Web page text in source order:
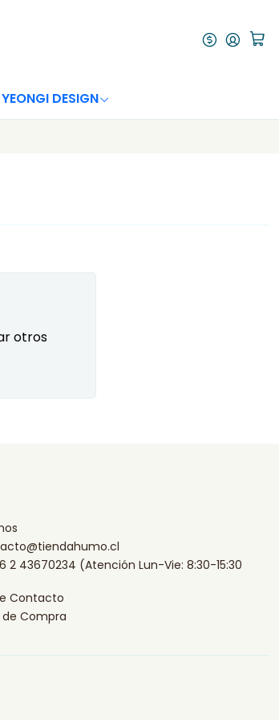
YEONGI DESIGN
otros
2 43670234 (Atención Lun-Vie: 8:30-15:30
Contacto
Compra